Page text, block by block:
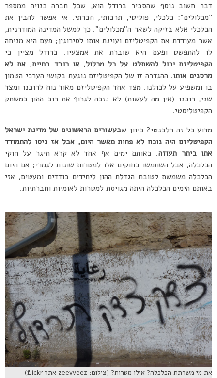
דבר חשוב נוסף שהסביר ברודל הוא, שכל חברה בנויה ממספר
“מכלולים”: כלכלי, פוליטי, תרבותי, חברתי. אי אפשר להבין את
הכלכלי אלא בזיקה לשאר ה”מכלולים”. כך למשל המדינה המודרנית,
אשר מעודדת את הקפיטליזם ועוינת אותו לסירוגין; פעם היא מניחה
לו להתפשט ופעם היא שוברת את אמצעיו. ברודל מציין כי
הקפיטליזם יכול להשתלט על כל מכלול, או רובד בחיים, אם לא
מרסנים אותו. ההגדרה זו של הקפיטליזם נוגעת בקושי הערכי הטמון
בו ומשפיע על לכולנו. מצד אחד הקפיטליזם מאוד נוח לרובנו ומצד
שני, רובנו (אין מה לעשות) לא נזכה לגרוף את רוב ההון במשחק
הקפיטליסטי.
מדוע כל זה רלבנטי? כיוון שבעשורים הראשונים של מדינת ישראל
הקפיטליזם היה נוכח לא פחות מאשר היום, אבל אז ניסו להתמודד
אתו ביתר תעוזה. באותם ימים אף אחד לא קרא תיגר על חוקי
הכלכלה, אבל השתמשו בחוקים אלו למטרות שונות לגמרי; אם היום
הכלכלה משמשת לטובת הגדלת ההון ליחידים בודדים ומעטים, אזי
באותם הימים הכלכלה היתה מגויסת למטרות לאומיות וחברתיות.
את מי משרתת הכלכלה? אילו מטרות? (צילום: zeevveez אתר flickr)